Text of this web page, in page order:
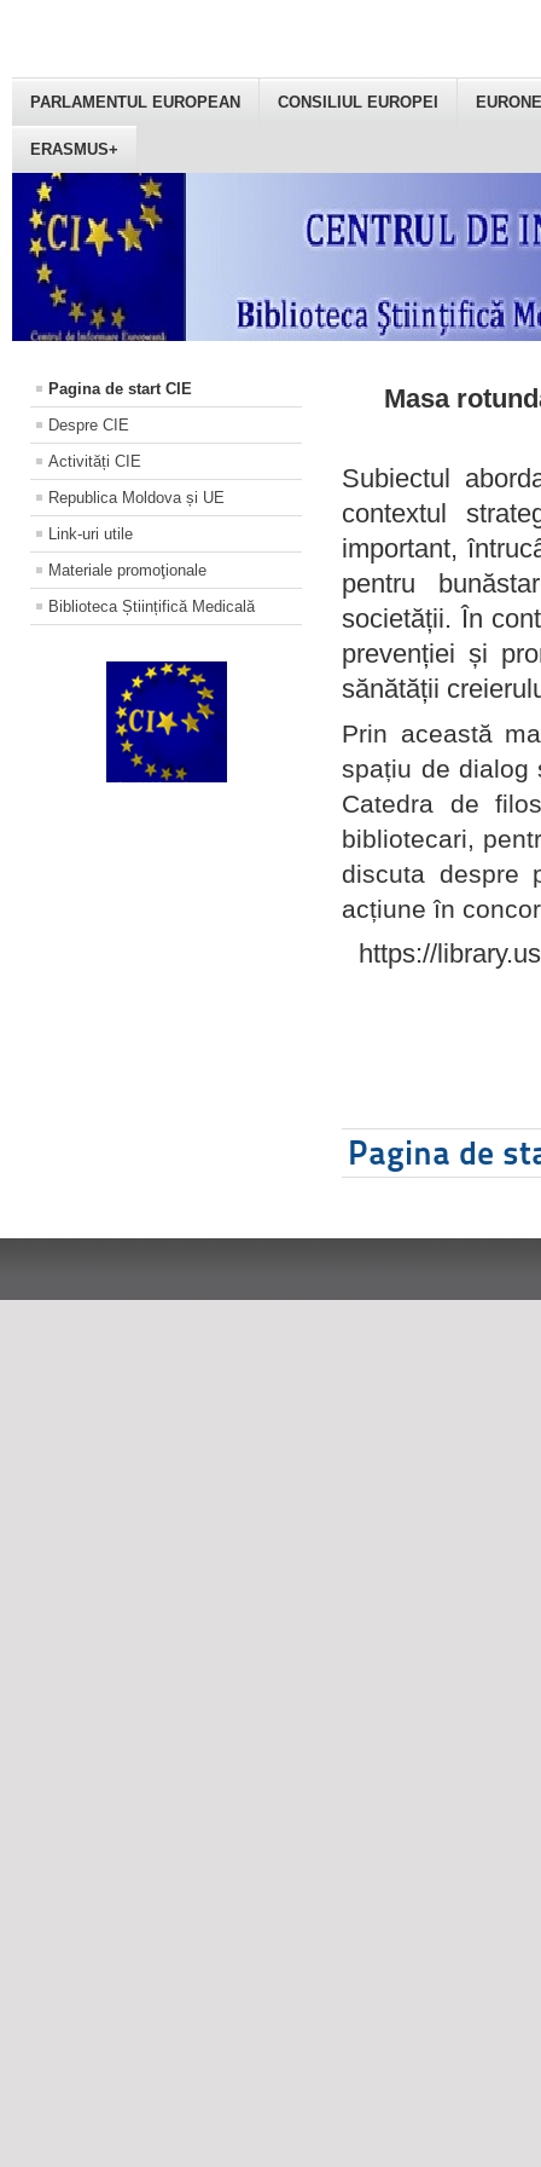
PARLAMENTUL EUROPEAN CONSILIUL EUROPEI
ERASMUS+
Pagina de start CIE
Despre CIE
Activități CIE
Republica Moldova și UE
Link-uri utile
Materiale promoţionale
Biblioteca Științifică Medicală
Masa
Subiectul
contextul
important,
pentru
societății. În
prevenției și
sănătății
Prin această
spațiu de dialog
Catedra de
bibliotecari,
discuta despre
acțiune în
https://
Pagina de